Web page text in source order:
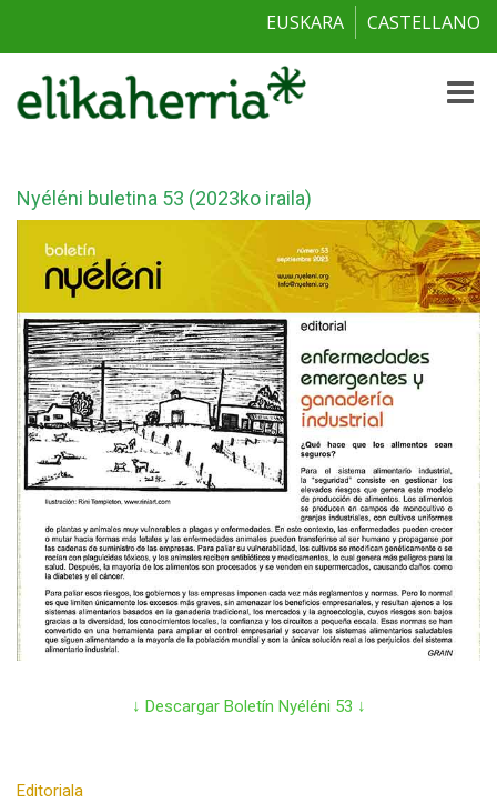
EUSKARA CASTELLANO
Toggle
Nyéléni buletina 53 (2023ko iraila)
↓ Descargar Boletín Nyéléni 53 ↓
Editoriala